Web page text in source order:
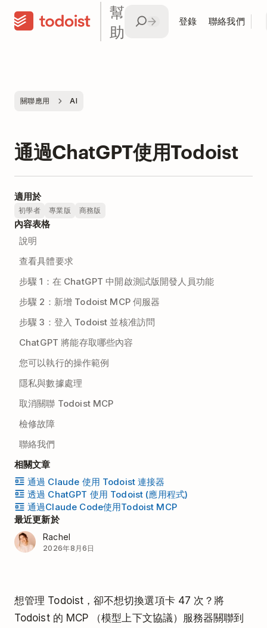
幫
助
登錄 聯絡我們
關聯應用 AI
通過ChatGPT使用Todoist
適用於
初學者 專業版 商務版
內容表格
說明
查看具體要求
步驟 1：在 ChatGPT 中開啟測試版開發人員功能
步驟 2：新增 Todoist MCP 伺服器
步驟 3：登入 Todoist 並核准訪問
ChatGPT 將能存取哪些內容
您可以執行的操作範例
隱私與數據處理
取消關聯 Todoist MCP
檢修故障
聯絡我們
相關文章
通過 Claude 使用 Todoist 連接器
透過 ChatGPT 使用 Todoist (應用程式)
通過Claude Code使用Todoist MCP
最近更新於
Rachel
2026年8月6日
想管理 Todoist，卻不想切換選項卡 47 次？將
Todoist 的 MCP （模型上下文協議）服務器關聯到